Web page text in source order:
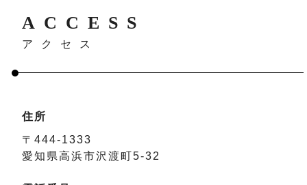
ACCESS
アクセス
住所
〒444-1333
愛知県高浜市沢渡町5-32